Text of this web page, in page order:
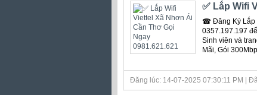
✅ Lắp Wifi
☎ Đăng Ký Lắp
0357.197.197
Sinh viên và
Mãi, Gói
Đăng lúc: 14-07-2025 07:30:11 PM |